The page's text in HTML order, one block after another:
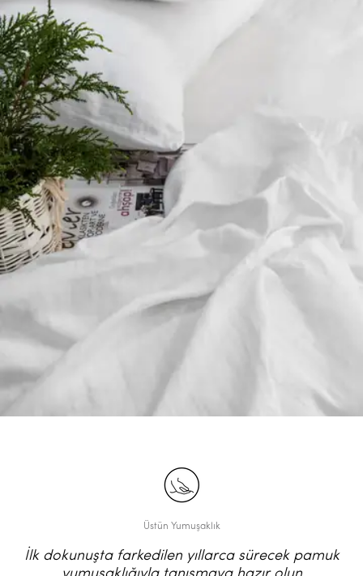
Üstün Yumuşaklık
İlk dokunuşta farkedilen yıllarca sürecek pamuk